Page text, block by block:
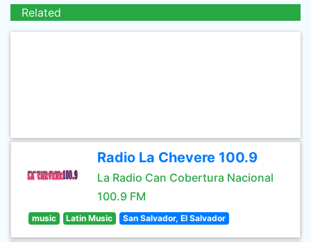
Related
Radio La Chevere 100.9
La Radio Can Cobertura Nacional
100.9 FM
music Latin Music San Salvador, El Salvador